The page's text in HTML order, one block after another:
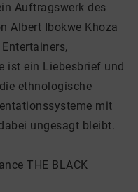
Auftragswerk des
Albert Ibokwe Khoza
ist ein Liebesbrief und
ethnologische
mit
ungesagt bleibt.
THE BLACK